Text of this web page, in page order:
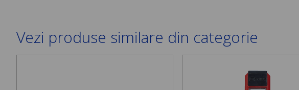
Vezi produse similare din categorie